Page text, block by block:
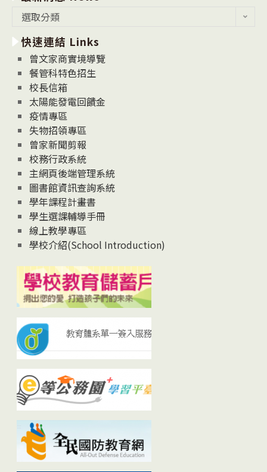
消
息
News
選取分類
快速連結 Links
曾文家商實境導覽
餐管科特色招生
校長信箱
太陽能發電回饋金
疫情專區
失物招領專區
曾家新聞剪報
校務行政系統
主網頁後端管理系統
圖書館資訊查詢系統
學年課程計畫書
學生選課輔導手冊
線上教學專區
學校介紹(School Introduction)